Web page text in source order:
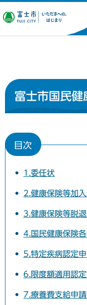
富士市 いただ
富士市国民健
目次
1.委任状
2.健康保険等加
3.健康保険等脱
4.国民健康保険
5.特定疾病認定
6.限度額適用認
7.療養費支給申